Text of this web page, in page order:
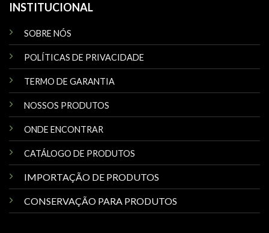
INSTITUCIONAL
SOBRE NÓS
POLÍTICAS DE PRIVACIDADE
TERMO DE GARANTIA
NOSSOS PRODUTOS
ONDE ENCONTRAR
CATÁLOGO DE PRODUTOS
IMPORTAÇÃO DE PRODUTOS
CONSERVAÇÃO PARA PRODUTOS